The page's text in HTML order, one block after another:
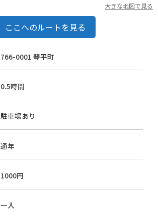
大きな地図で見る
ここへのルートを見る
766-0001 琴平町
0.5時間
駐車場あり
通年
1000円
一人